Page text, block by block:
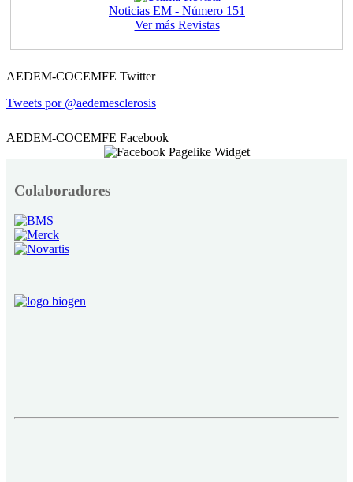
Noticias EM - Número 151
Ver más Revistas
AEDEM-COCEMFE Twitter
Tweets por @aedemesclerosis
AEDEM-COCEMFE Facebook
Colaboradores